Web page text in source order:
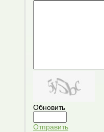
Обновить
Отправить